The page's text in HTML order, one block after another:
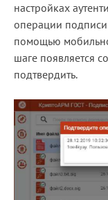
настройках
операции
помощью
шаге появляется
подтвердить.